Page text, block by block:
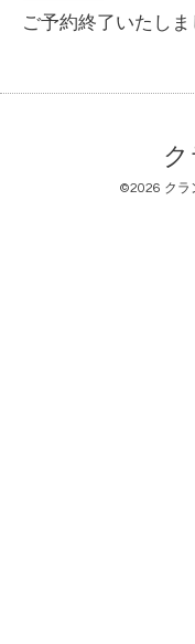
ご予約終了いたしま
©2026 クラ